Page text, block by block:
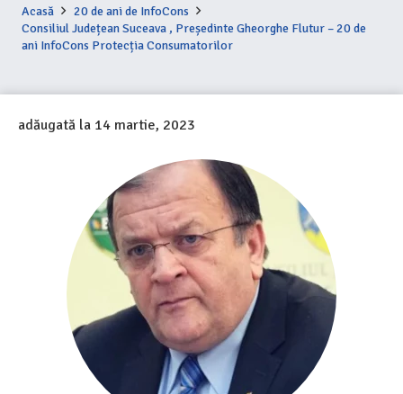
Acasă
20 de ani de InfoCons
Consiliul Județean Suceava , Președinte Gheorghe Flutur – 20 de
ani InfoCons Protecția Consumatorilor
adăugată la 14 martie, 2023